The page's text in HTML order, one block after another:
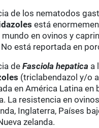
de los nematodos
está
en ovinos y
está reportada en
deFasciola hepatica a
(triclabendazol y/o
en América Latina en
La resistencia en
Inglaterra, Países
zelanda.